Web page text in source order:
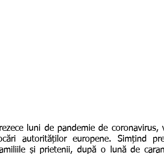
autorităților europene. Simțind
și prietenii, după o lună de